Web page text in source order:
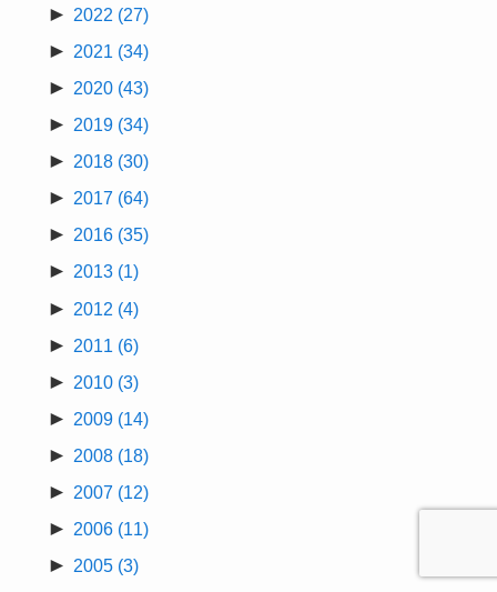
► 2022 (27)
► 2021 (34)
► 2020 (43)
► 2019 (34)
► 2018 (30)
► 2017 (64)
► 2016 (35)
► 2013 (1)
► 2012 (4)
► 2011 (6)
► 2010 (3)
► 2009 (14)
► 2008 (18)
► 2007 (12)
► 2006 (11)
► 2005 (3)